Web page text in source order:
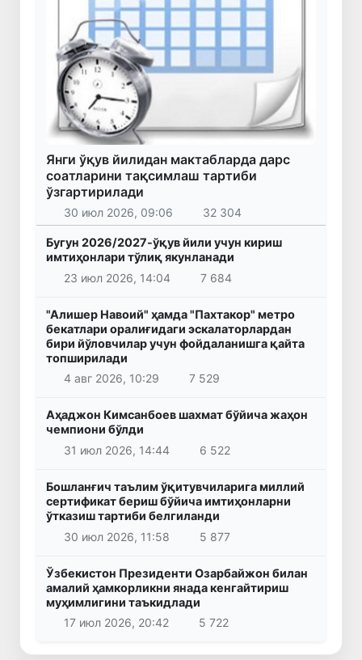
Янги ўқув йилидан мактабларда дарс
соатларини тақсимлаш тартиби
ўзгартирилади
30 июл 2026, 09:06 32 304
Бугун 2026/2027-ўқув йили учун кириш
имтиҳонлари тўлиқ якунланади
23 июл 2026, 14:04
7 684
"Алишер Навоий" ҳамда "Пахтакор" метро
бекатлари оралиғидаги эскалаторлардан
бири йўловчилар учун фойдаланишга қайта
топширилади
4 авг 2026, 10:29
7 529
Аҳаджон Кимсанбоев шахмат бўйича жаҳон
чемпиони бўлди
31 июл 2026, 14:44
6 522
Бошланғич таълим ўқитувчиларига миллий
сертификат бериш бўйича имтиҳонларни
ўтказиш тартиби белгиланди
30 июл 2026, 11:58
5 877
Ўзбекистон Президенти Озарбайжон билан
амалий ҳамкорликни янада кенгайтириш
муҳимлигини таъкидлади
17 июл 2026, 20:42
5 722